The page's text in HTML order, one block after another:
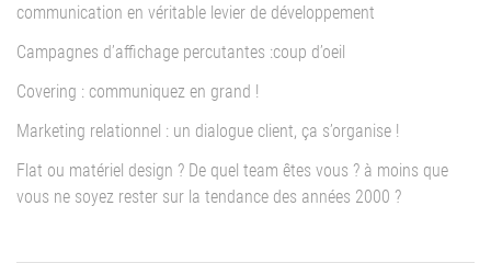
communication en véritable levier de développement
Campagnes d’affichage percutantes :coup d’oeil
Covering : communiquez en grand !
Marketing relationnel : un dialogue client, ça s’organise !
Flat ou matériel design ? De quel team êtes vous ? à moins que
vous ne soyez rester sur la tendance des années 2000 ?